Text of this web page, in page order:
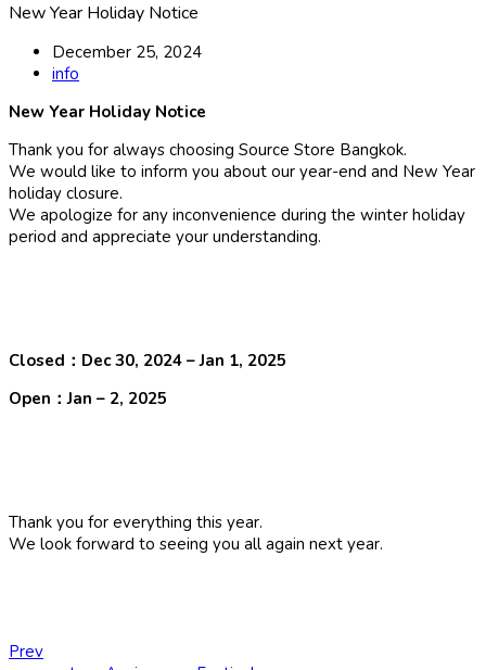
New Year Holiday Notice
December 25, 2024
info
New Year Holiday Notice
Thank you for always choosing Source Store Bangkok.
We would like to inform you about our year-end and New Year
holiday closure.
We apologize for any inconvenience during the winter holiday
period and appreciate your understanding.
Closed：Dec 30, 2024 – Jan 1, 2025
Open：Jan – 2, 2025
Thank you for everything this year.
We look forward to seeing you all again next year.
Prev